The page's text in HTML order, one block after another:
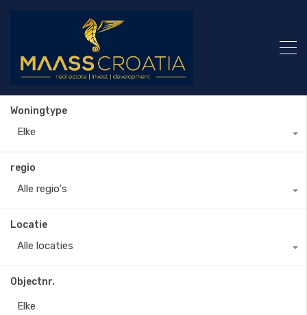
Woningtype
Elke
regio
Alle regio's
Locatie
Alle locaties
Objectnr.